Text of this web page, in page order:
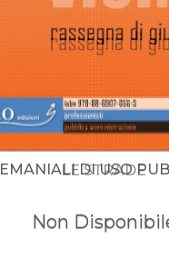
LE STRADE
Non
DI USO
Non